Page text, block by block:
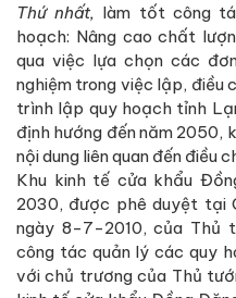
Thứ nhất, làm tốt công
hoạch: Nâng cao chất
qua việc lựa chọn các
nghiệm trong việc lập, điều
trình lập quy hoạch tỉnh
định hướng đến năm
nội dung liên quan đến điều
Khu kinh tế cửa khẩu
2030, được phê duyệt tại
ngày 8-7-2010, của Thủ
công tác quản lý các quy
với chủ trương của Thủ